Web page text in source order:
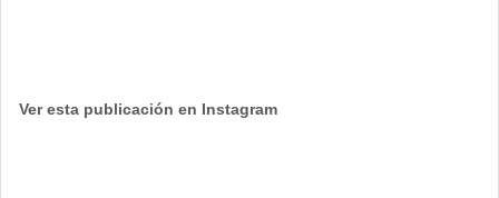
Ver esta publicación en Instagram